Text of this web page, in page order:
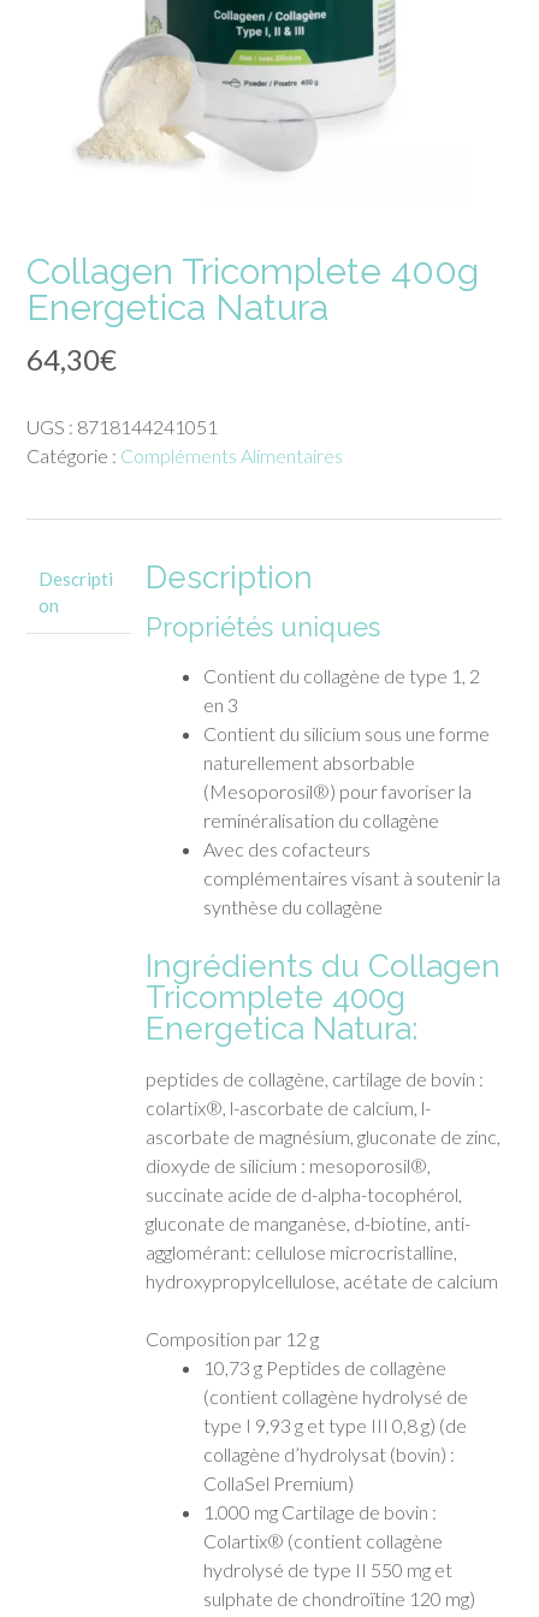
Collagen Tricomplete 400g
Energetica Natura
64,30€
UGS : 8718144241051
Catégorie : Compléments Alimentaires
Descripti
on
Description
Propriétés uniques
Contient du collagène de type 1, 2
en 3
Contient du silicium sous une forme
naturellement absorbable
(Mesoporosil®) pour favoriser la
reminéralisation du collagène
Avec des cofacteurs
complémentaires visant à soutenir la
synthèse du collagène
Ingrédients du Collagen
Tricomplete 400g
Energetica Natura:
peptides de collagène, cartilage de bovin :
colartix®, l-ascorbate de calcium, l-
ascorbate de magnésium, gluconate de zinc,
dioxyde de silicium : mesoporosil®,
succinate acide de d-alpha-tocophérol,
gluconate de manganèse, d-biotine, anti-
agglomérant: cellulose microcristalline,
hydroxypropylcellulose, acétate de calcium
Composition par 12 g
10,73 g Peptides de collagène
(contient collagène hydrolysé de
type I 9,93 g et type III 0,8 g) (de
collagène d’hydrolysat (bovin) :
CollaSel Premium)
1.000 mg Cartilage de bovin :
Colartix® (contient collagène
hydrolysé de type II 550 mg et
sulphate de chondroïtine 120 mg)